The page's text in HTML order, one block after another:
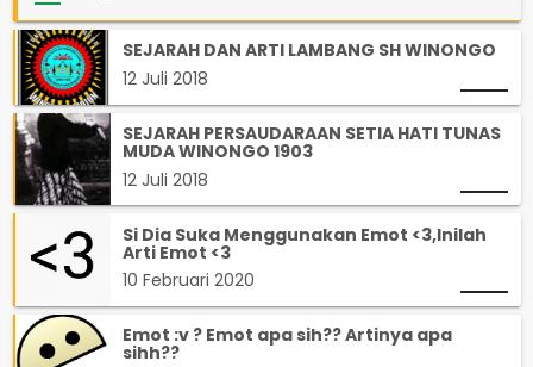
SEJARAH DAN ARTI LAMBANG SH WINONGO
12 Juli 2018
SEJARAH PERSAUDARAAN SETIA HATI TUNAS
MUDA WINONGO 1903
12 Juli 2018
Si Dia Suka Menggunakan Emot <3,Inilah
Arti Emot <3
10 Februari 2020
Emot :v ? Emot apa sih?? Artinya apa
sihh??